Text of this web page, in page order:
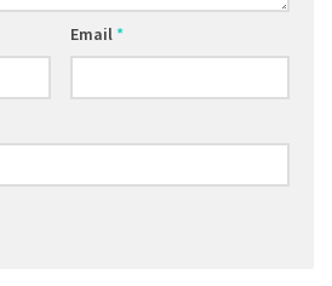
Email*